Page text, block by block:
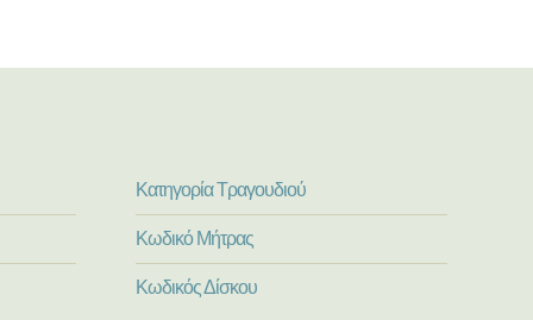
Κατηγορία Τραγουδιού
Κωδικό Μήτρας
Κωδικός Δίσκου